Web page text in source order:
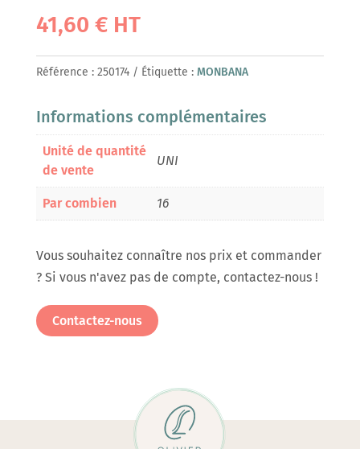
41,60 € HT
Référence : 250174 Étiquette : MONBANA
Informations complémentaires
Unité de quantité
de vente
UNI
Par combien 16
Vous souhaitez connaître nos prix et commander
? Si vous n'avez pas de compte, contactez-nous !
Contactez-nous